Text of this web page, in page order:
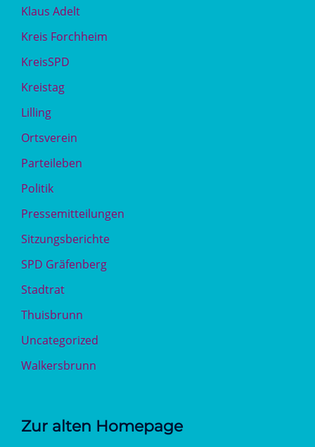
Klaus Adelt
Kreis Forchheim
KreisSPD
Kreistag
Lilling
Ortsverein
Parteileben
Politik
Pressemitteilungen
Sitzungsberichte
SPD Gräfenberg
Stadtrat
Thuisbrunn
Uncategorized
Walkersbrunn
Zur alten Homepage